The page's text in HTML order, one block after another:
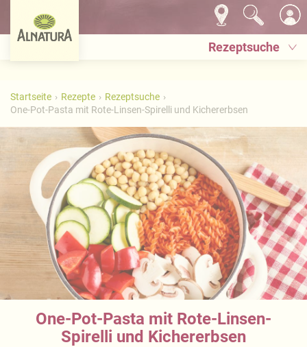
Rezeptsuche
Startseite Rezepte
Rezeptsuche
One-Pot-Pasta mit Rote-Linsen-Spirelli und Kichererbsen
One-Pot-Pasta mit Rote-Linsen-
Spirelli und Kichererbsen